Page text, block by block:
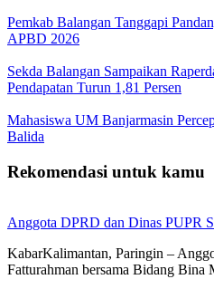
Pemkab Balangan Tanggapi
APBD 2026
Sekda Balangan Sampaikan
Pendapatan Turun 1,81 Persen
Mahasiswa UM Banjarmasin
Balida
Rekomendasi untuk kamu
Anggota DPRD dan Dinas PUPR
KabarKalimantan, Paringin –
Fatturahman bersama Bidang